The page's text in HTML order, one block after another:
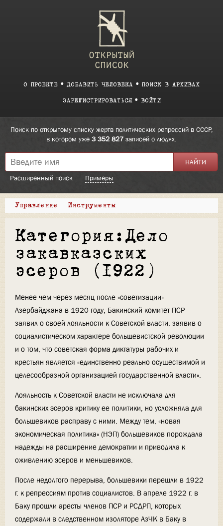
О ПРОЕКТЕ ДОБАВИТЬ ЧЕЛОВЕКА ПОИСК В АРХИВАХ
ЗАРЕГИСТРИРОВАТЬСЯ ВОЙТИ
Поиск по открытому списку жертв политических репрессий в СССР,
в котором уже 3 352 827 записей о людях.
Расширенный поиск Примеры
Управление Инструменты
Категория:Дело
закавказских
эсеров (1922)
Менее чем через месяц после «советизации»
Азербайджана в 1920 году, Бакинский комитет ПСР
заявил о своей лояльности к Советской власти, заявив о
социалистическом характере большевистской революции
и о том, что советская форма диктатуры рабочих и
крестьян является «единственно реально осуществимой и
целесообразной организацией государственной власти».
Лояльность к Советской власти не исключала для
бакинских эсеров критику ее политики, но усложняла для
большевиков расправу с ними. Между тем, «новая
экономическая политика» (НЭП) большевиков порождала
надежды на расширение демократии и приводила к
оживлению эсеров и меньшевиков.
После недолгого перерыва, большевики перешли в 1922
г. к репрессиям против социалистов. В апреле 1922 г. в
Баку прошли аресты членов ПСР и РСДРП, которых
содержали в следственном изоляторе АзЧК в Баку в